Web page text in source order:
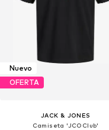
Nuevo
OFERTA
JACK & JONES
Camiseta 'JCOClub'